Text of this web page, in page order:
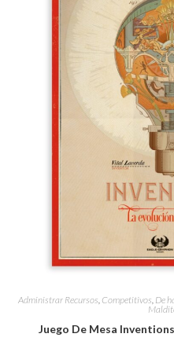
Administrar Recursos Competitivos De
Juego De Mesa